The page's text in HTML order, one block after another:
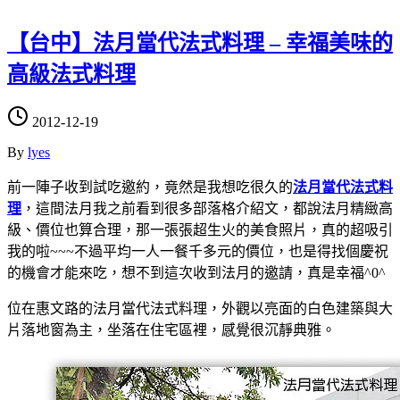
【台中】法月當代法式料理 – 幸福美味的
高級法式料理
2012-12-19
By lyes
前一陣子收到試吃邀約，竟然是我想吃很久的法月當代法式料
理 ，這間法月我之前看到很多部落格介紹文，都說法月精緻高
級、價位也算合理，那一張張超生火的美食照片，真的超吸引
我的啦~~~不過平均一人一餐千多元的價位，也是得找個慶祝
的機會才能來吃，想不到這次收到法月的邀請，真是幸福^0^
位在惠文路的法月當代法式料理，外觀以亮面的白色建築與大
片落地窗為主，坐落在住宅區裡，感覺很沉靜典雅。